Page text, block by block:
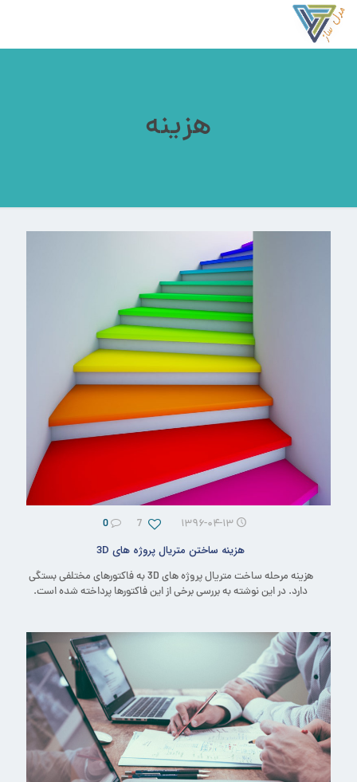
هزینه
۱۳۹۶-۰۴-۱۳ 7
0
هزینه ساختن متریال پروژه های 3D
هزینه مرحله ساخت متریال پروژه های 3D به فاکتورهای مختلفی بستگی
دارد. در این نوشته به بررسی برخی از این فاکتورها پرداخته شده است.